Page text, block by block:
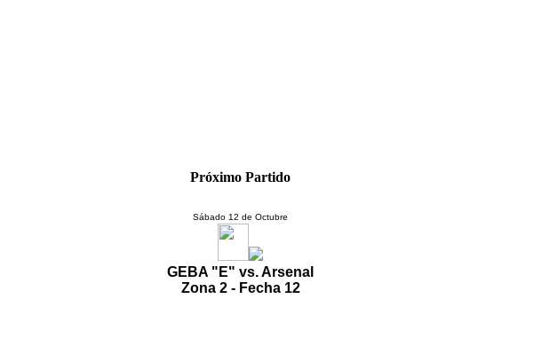
Próximo Partido
Sábado 12 de Octubre
GEBA "E" vs. Arsenal
Zona 2 - Fecha 12